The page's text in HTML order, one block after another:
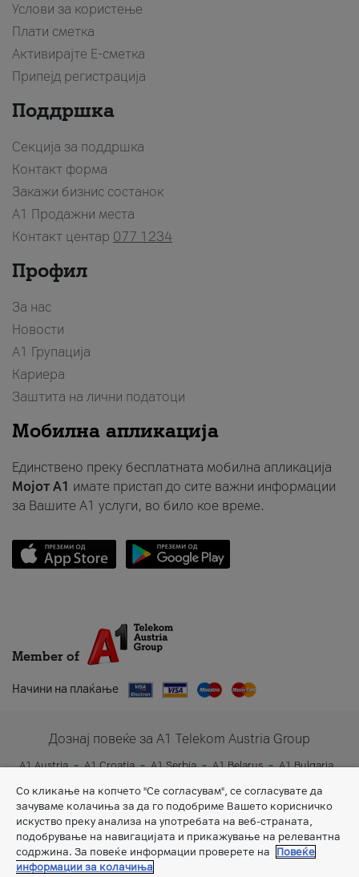
Услови за користење
Плати сметка
Активирајте Е-сметка
Припејд регистрација
Поддршка
Секција за поддршка
Контакт форма
Закажи бизнис состанок
A1 Продажни места
Контакт центар 077 1234
Профил
За нас
Новости
А1 Групација
Кариера
Заштита на лични податоци
Мобилна апликација
Единствено преку бесплатната мобилна апликација
Мојот A1 имате пристап до сите важни информации
за Вашите A1 услуги, во било кое време.
Member of
Начини на плаќање
Дознај повеќе за A1 Telekom Austria Group
A1 Austria A1 Croatia A1 Serbia A1 Belarus
A1 Bulgaria
A1 Slovenia
A1 Digital
Со кликање на копчето "Се согласувам", се согласувате да
зачуваме колачиња за да го подобриме Вашето корисничко
искуство преку анализа на употребата на веб-страната,
подобрување на навигацијата и прикажување на релевантна
содржина. За повеќе информации проверете на
Повеќе
информации за колачиња